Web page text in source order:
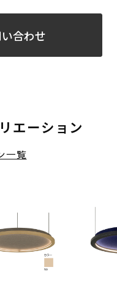
合わせ
エーション
一覧